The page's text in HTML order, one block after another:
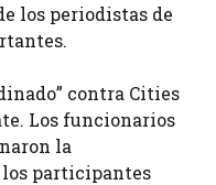
los periodistas de
contra Cities
Los funcionarios
la
participantes